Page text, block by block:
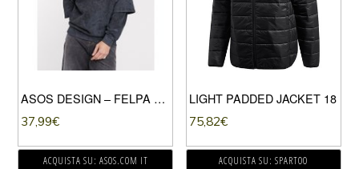
ASOS DESIGN – FELPA OVERSIZE A DOPPIO STRATO NERO SLAVATO CON STAMPA
37,99€
ACQUISTA SU: ASOS.COM IT
LIGHT PADDED JACKET 18
75,82€
ACQUISTA SU: SPARTOO